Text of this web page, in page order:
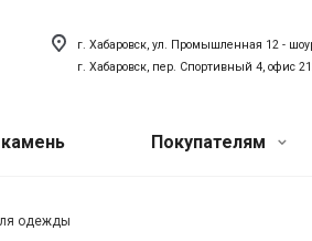
г. Хабаровск, ул. Промышленная 12 -
г. Хабаровск, пер. Спортивный 4, офис
Покупателям
одежды